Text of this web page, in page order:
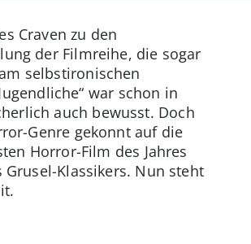
Craven zu den
der Filmreihe, die sogar
selbstironischen
war schon in
auch bewusst. Doch
Genre gekonnt auf die
Horror-Film des Jahres
Klassikers. Nun steht